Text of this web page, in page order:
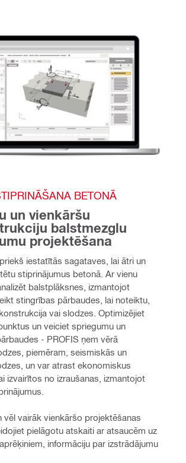
BETONĀ
un vienkāršu
balstmezglu
projektēšana
iestatītās sagataves, lai ātri un
stiprinājumus betonā. Ar vienu
balstplāksnes, izmantojot
stingrības pārbaudes, lai noteiktu,
vai slodzes. Optimizējiet
un veiciet spriegumu un
- PROFIS ņem vērā
piemēram, seismiskās un
un var atrast ekonomiskus
izvairītos no izraušanas, izmantojot
vēl vairāk vienkāršo projektēšanas
pielāgotu atskaiti ar atsaucēm uz
informāciju par izstrādājumu